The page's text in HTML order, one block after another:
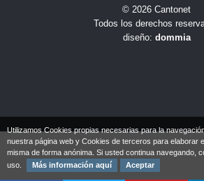
© 2026 Cantonet
Todos los derechos
diseño: dommia
Utilizamos Cookies propias necesarias para la
nuestra página web y Cookies de terceros para elaborar
misma de forma anónima. Si usted continua navegando,
uso.
Más información aquí Aceptar